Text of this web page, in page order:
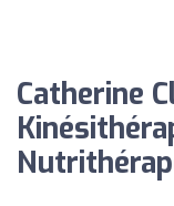
Catherine